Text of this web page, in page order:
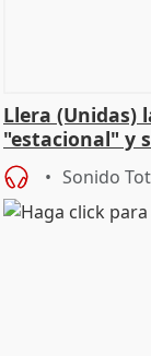
Llera (Unidas)
"estacional" y
Sonido